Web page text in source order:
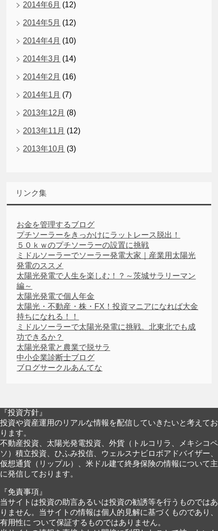
2014年6月 (12)
2014年5月 (12)
2014年4月 (10)
2014年3月 (14)
2014年2月 (16)
2014年1月 (7)
2013年12月 (8)
2013年11月 (12)
2013年10月 (3)
リンク集
お金を管理するブログ
プチソーラーをきっかけにラットレース脱出！
５０ｋｗのプチソーラーの設置に挑戦
ミドルソーラーでソーラー発電大家｜産業用太陽光
発電のススメ
太陽光発電で人生を楽しむ！？～茨城サラリーマン
編～
太陽光発電で個人年金
太陽光・不動産・株・FX！投資マニアになれば大金
持ちになれる！！
ミドルソーラーで太陽光発電に挑戦。北東北でも成
功できるか？
太陽光発電と農業で脱サラ
中小企業診断士ブログ
ブログサークルあんてな
『投資方針』
投資や資産運用のリアルな情報を配信していきたいと考えてお
ります。
不動産投資、太陽光発電投資、外貨（トルコリラ、メキシコペ
ソ）積立投資、ひふみ投信、ウェルスナビロボアドバイザー、
仮想通貨（リップル）、米ドル建て終身保険の情報について主
に発信しております。
『免責事項』
当サイトは投資の助言あるいは投資の勧誘等を行うものではあ
りません。当サイトの情報は個人的見解に基づくものであり、
有用性に ついて保証するものではありません。